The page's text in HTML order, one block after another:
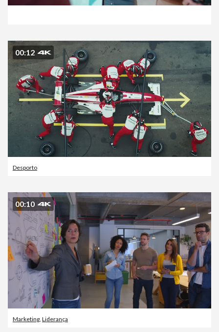
00:12
Desporto
00:10
Marketing Liderança